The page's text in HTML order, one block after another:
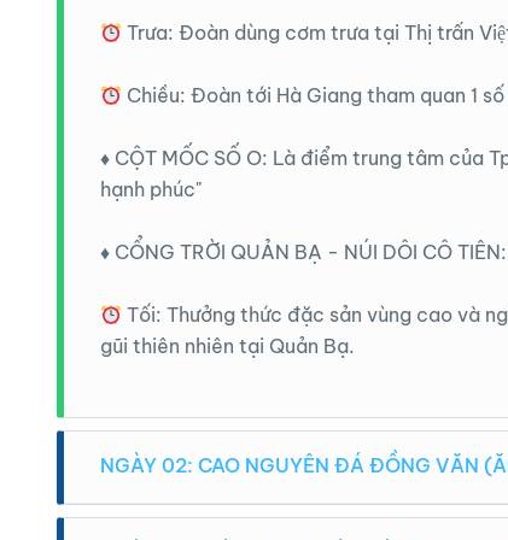
Trưa: Đoàn dùng cơm trưa tại Thị trấn
Chiều: Đoàn tới Hà Giang tham quan 1
♦️ CỘT MỐC SỐ O: Là điểm trung tâm của
hạnh phúc"
♦️ CỔNG TRỜI QUẢN BẠ - NÚI DÔI CÔ
Tối: Thưởng thức đặc sản vùng cao và
gũi thiên nhiên tại Quản Bạ.
NGÀY 02: CAO NGUYÊN ĐÁ ĐỒNG VĂN
Sáng: Đoàn dùng bữa sáng, làm thủ tục